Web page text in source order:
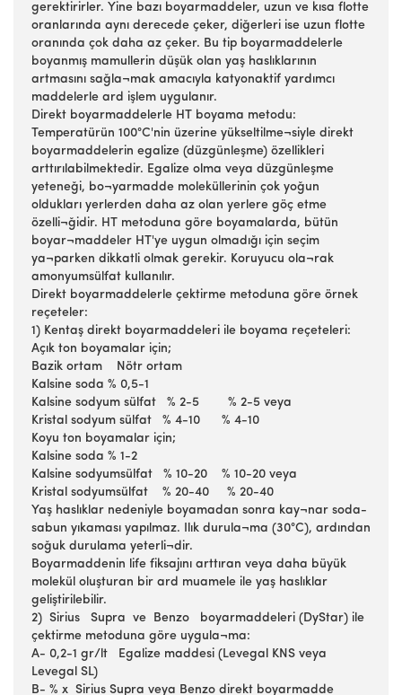
gerektirirler. Yine bazı boyarmaddeler, uzun ve kısa flotte
oranlarında aynı derecede çeker, diğerleri ise uzun flotte
oranında çok daha az çeker. Bu tip boyarmaddelerle
boyanmış mamullerin düşük olan yaş haslıklarının
artmasını sağla¬mak amacıyla katyonaktif yardımcı
maddelerle ard işlem uygulanır.
Direkt boyarmaddelerle HT boyama metodu:
Temperatürün 100°C'nin üzerine yükseltilme¬siyle direkt
boyarmaddelerin egalize (düzgünleşme) özellikleri
arttırılabilmektedir. Egalize olma veya düzgünleşme
yeteneği, bo¬yarmadde moleküllerinin çok yoğun
oldukları yerlerden daha az olan yerlere göç etme
özelli¬ğidir. HT metoduna göre boyamalarda, bütün
boyar¬maddeler HT'ye uygun olmadığı için seçim
ya¬parken dikkatli olmak gerekir. Koruyucu ola¬rak
amonyumsülfat kullanılır.
Direkt boyarmaddelerle çektirme metoduna göre örnek
reçeteler:
1) Kentaş direkt boyarmaddeleri ile boyama reçeteleri:
Açık ton boyamalar için;
Bazik ortam Nötr ortam
Kalsine soda % 0,5-1
Kalsine sodyum sülfat % 2-5 % 2-5 veya
Kristal sodyum sülfat % 4-10 % 4-10
Koyu ton boyamalar için;
Kalsine soda % 1-2
Kalsine sodyumsülfat % 10-20 % 10-20 veya
Kristal sodyumsülfat % 20-40 % 20-40
Yaş haslıklar nedeniyle boyamadan sonra kay¬nar soda-
sabun yıkaması yapılmaz. Ilık durula¬ma (30°C), ardından
soğuk durulama yeterli¬dir.
Boyarmaddenin life fiksajını arttıran veya daha büyük
molekül oluşturan bir ard muamele ile yaş haslıklar
geliştirilebilir.
2) Sirius Supra ve Benzo boyarmaddeleri (DyStar) ile
çektirme metoduna göre uygula¬ma:
A- 0,2-1 gr/lt Egalize maddesi (Levegal KNS veya
Levegal SL)
B- % x Sirius Supra veya Benzo direkt boyarmadde